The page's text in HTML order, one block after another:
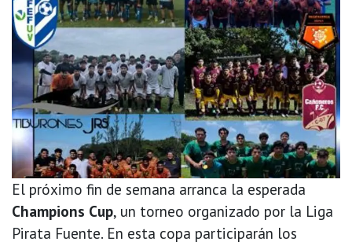
El próximo fin de semana arranca la esperada
Champions Cup, un torneo organizado por la Liga
Pirata Fuente. En esta copa participarán los